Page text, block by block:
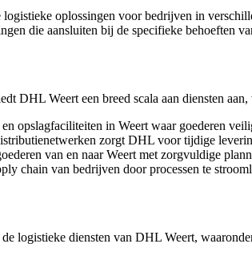
oplossingen voor bedrijven in
die aansluiten bij de specifieke behoeften
DHL Weert een breed scala aan diensten aan,
opslagfaciliteiten in Weert waar goederen
zorgt DHL voor tijdige
van en naar Weert met zorgvuldige
chain van bedrijven door processen te
logistieke diensten van DHL Weert,